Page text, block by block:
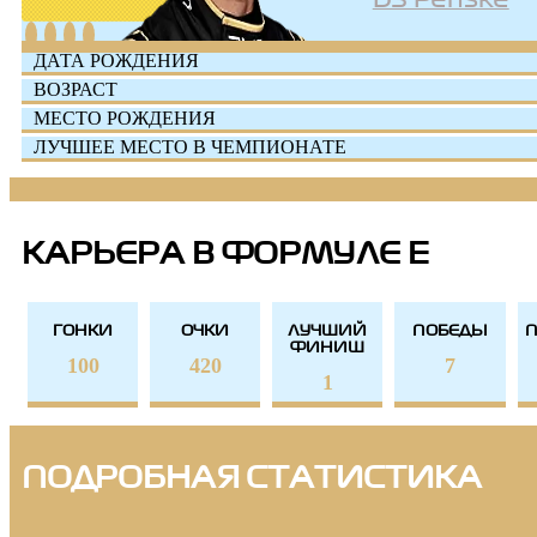
ДАТА РОЖДЕНИЯ
ВОЗРАСТ
МЕСТО РОЖДЕНИЯ
ЛУЧШЕЕ МЕСТО В ЧЕМПИОНАТЕ
КАРЬЕРА В ФОРМУЛЕ E
ГОНКИ
100
ОЧКИ
420
ЛУЧШИЙ
ФИНИШ
1
ПОБЕДЫ
7
ПОДРОБНАЯ СТАТИСТИКА